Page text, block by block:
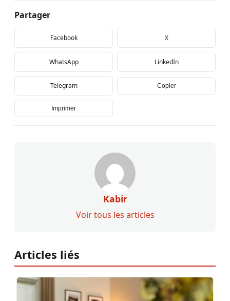
Partager
Facebook X
WhatsApp LinkedIn
Telegram Copier
Imprimer
Kabir
Voir tous les articles
Articles liés